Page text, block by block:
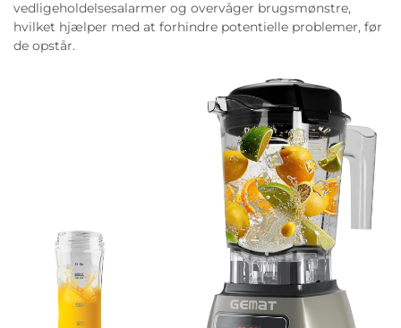
vedligeholdelsesalarmer og overvåger brugsmønstre,
hvilket hjælper med at forhindre potentielle problemer, før
de opstår.